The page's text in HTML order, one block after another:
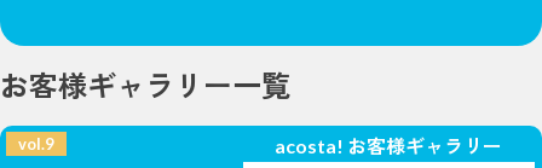
お客様ギャラリー一覧
vol.9 acosta! お客様ギャラリー